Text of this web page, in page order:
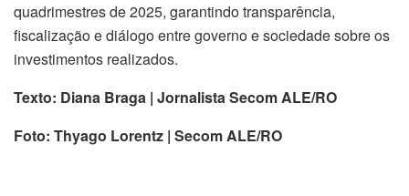
quadrimestres de 2025, garantindo transparência,
fiscalização e diálogo entre governo e sociedade sobre os
investimentos realizados.
Texto: Diana Braga | Jornalista Secom ALE/RO
Foto: Thyago Lorentz | Secom ALE/RO